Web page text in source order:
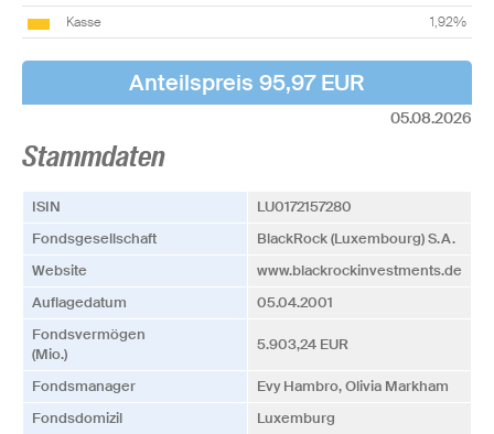
Kasse
1,92%
Anteilspreis 95,97 EUR
05.08.2026
Stammdaten
ISIN
LU0172157280
Fonds­­gesellschaft
BlackRock (Luxembourg) S.A.
Website
www.blackrockinvestments.de
Auflagedatum
05.04.2001
Fonds­vermögen
(Mio.)
5.903,24 EUR
Fonds­manager
Evy Hambro, Olivia Markham
Fonds­domizil
Luxemburg